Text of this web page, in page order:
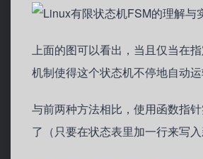
上面的图可以看出，当且仅当在
机制使得这个状态机不停地自动
与前两种方法相比，使用函数指
了（只要在状态表里加一行来写